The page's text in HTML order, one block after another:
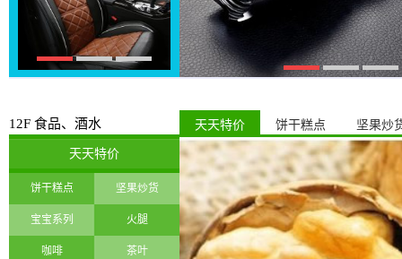
12F 食品、酒水 天天特价 饼干糕点 坚果炒
天天特价
饼干糕点 坚果炒货
宝宝系列 火腿
咖啡 茶叶